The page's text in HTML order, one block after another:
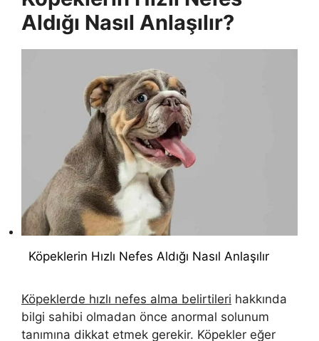
Aldığı Nasıl Anlaşılır?
Köpeklerin Hızlı Nefes Aldığı Nasıl Anlaşılır
Köpeklerde hızlı nefes alma belirtileri hakkında
bilgi sahibi olmadan önce anormal solunum
tanımına dikkat etmek gerekir. Köpekler eğer